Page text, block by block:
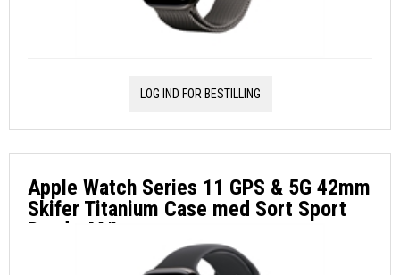
LOG IND FOR BESTILLING
Apple Watch Series 11 GPS & 5G 42mm
Skifer Titanium Case med Sort Sport
Band - M/L